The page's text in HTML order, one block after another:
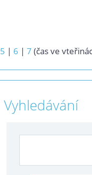
5 | 6 | 7 (čas ve
Vyhledávání